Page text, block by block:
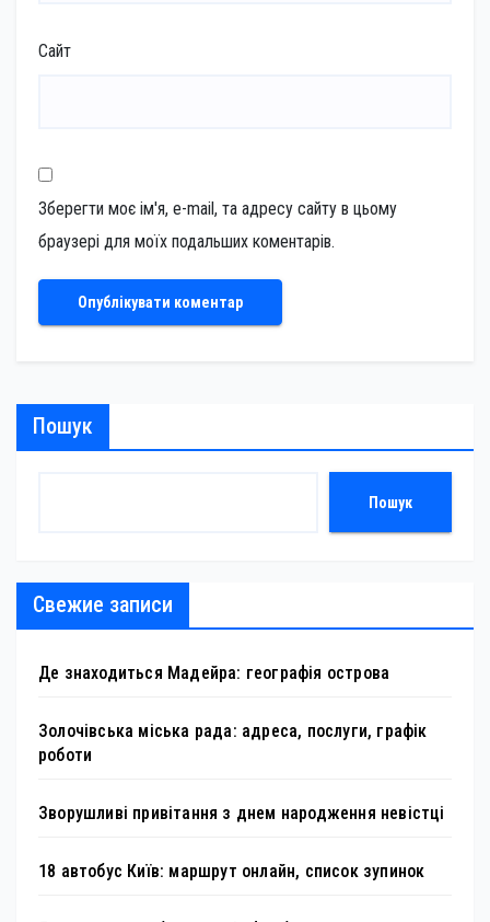
Сайт
Зберегти моє ім'я, e-mail, та адресу сайту в цьому
браузері для моїх подальших коментарів.
Пошук
Пошук
Свежие записи
Де знаходиться Мадейра: географія острова
Золочівська міська рада: адреса, послуги, графік
роботи
Зворушливі привітання з днем народження невістці
18 автобус Київ: маршрут онлайн, список зупинок